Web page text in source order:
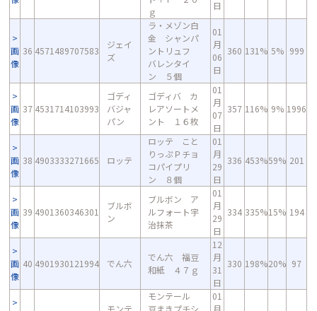
ｇ
日
画
像
36 4571489707583
ジェイ
ズ
ラ・メゾン白
金 シャンパ
ントリュフ
バレンタイ
ン ５個
01
月
06
日
360 131% 5% 999
画
像
37 4531714103993
ゴディ
バジャ
パン
ゴディバ カ
レアソートメ
ント １６枚
01
月
07
日
357 116% 9% 1996
画
像
38 4903333271665 ロッテ
ロッテ こと
りっぷＰチョ
コパイプリ
ン ８個
01
月
29
日
336 453%59% 201
画
像
39 4901360346301
ブルボ
ン
ブルボン ア
ルフォート宇
治抹茶
01
月
29
日
334 335%15% 194
画
像
40 4901930121994 でん六
でん六 福豆
和紙 ４７ｇ
12
月
31
日
330 198%20% 97
モンテ
モンテール
豆まきプチシ
01
月